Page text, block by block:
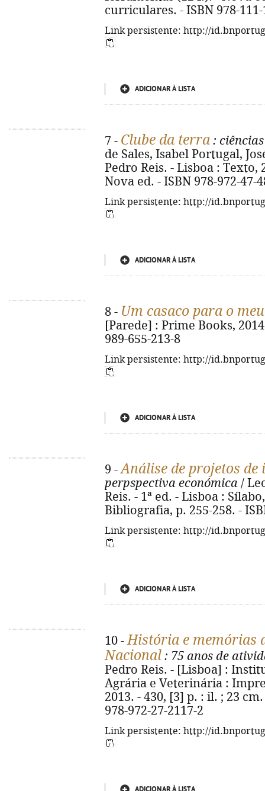
curriculares. - ISBN 978-111-
Link persistente: http://
ADICIONAR À LISTA
7 - Clube da terra :
de Sales, Isabel Portugal,
Pedro Reis. - Lisboa : Texto,
Nova ed. - ISBN 978-972-47-
Link persistente: http://
ADICIONAR À LISTA
8 - Um casaco para o
[Parede] : Prime Books,
989-655-213-8
Link persistente: http://
ADICIONAR À LISTA
9 -Análise de projetos de
perpspectiva económica /
Reis. - 1ª ed. - Lisboa :
Bibliografia, p. 255-258. -
Link persistente: http://
ADICIONAR À LISTA
10 -História e memórias
Nacional : 75 anos de
Pedro Reis. - [Lisboa] :
Agrária e Veterinária :
2013. - 430, [3] p. : il. ; 23
978-972-27-2117-2
Link persistente: http://
ADICIONAR À LISTA